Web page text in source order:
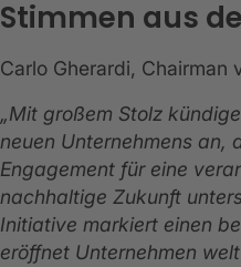
Stimmen aus
Carlo Gherardi, Chairman
„Mit großem Stolz
neuen Unternehmens an,
Engagement für eine
nachhaltige Zukunft
Initiative markiert einen
eröffnet Unternehmen